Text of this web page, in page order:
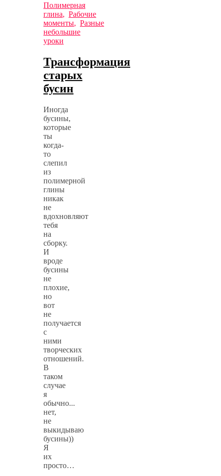
Полимерная
глина, Рабочие
моменты, Разные
небольшие
уроки
Трансформация
старых
бусин
Иногда
бусины,
которые
ты
когда-
то
слепил
из
полимерной
глины
никак
не
вдохновляют
тебя
на
сборку.
И
вроде
бусины
не
плохие,
но
вот
не
получается
с
ними
творческих
отношений.
В
таком
случае
я
обычно...
нет,
не
выкидываю
бусины))
Я
их
просто…